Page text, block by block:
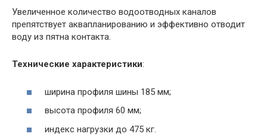
Увеличенное количество водоотводных каналов
препятствует аквапланированию и эффективно отводит
воду из пятна контакта.
Технические характеристики:
ширина профиля шины 185 мм;
высота профиля 60 мм;
индекс нагрузки до 475 кг.